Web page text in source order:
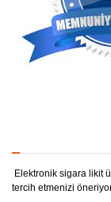
Elektronik sigara likit
tercih etmenizi